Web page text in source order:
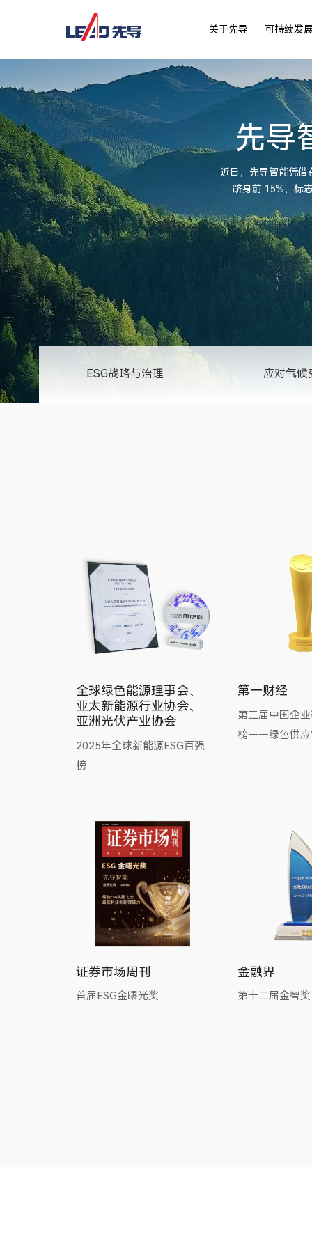
关于先导 可持续发
先导
近日，先导智能凭借
跻身前 15%，标
ESG战略与治理 应对气候
全球绿色能源理事会、
亚太新能源行业协会、
亚洲光伏产业协会
2025年全球新能源ESG百强
榜
第一财经
第二届中国企
榜——绿色供应
证券市场周刊
首届ESG金曙光奖
金融界
第十二届金智奖